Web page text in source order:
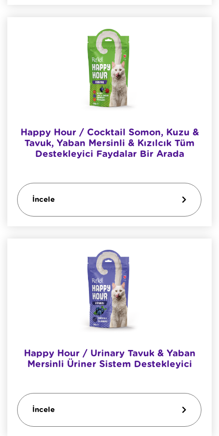
Happy Hour / Cocktail Somon, Kuzu &
Tavuk, Yaban Mersinli & Kızılcık Tüm
Destekleyici Faydalar Bir Arada
İncele
Happy Hour / Urinary Tavuk & Yaban
Mersinli Üriner Sistem Destekleyici
İncele